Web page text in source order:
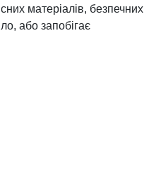
матеріалів, безпечних
або запобігає